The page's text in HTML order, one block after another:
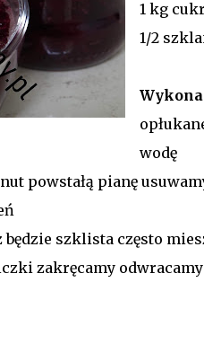
1 kg
1/2
wodę
powstałą pianę
szklista często
zakręcamy